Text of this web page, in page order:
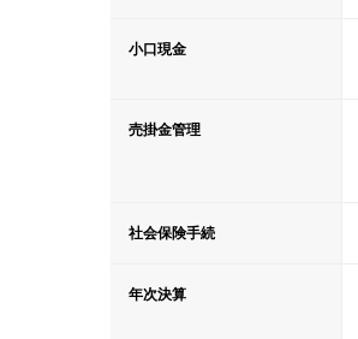
小口現金
売掛金管理
社会保険手続
年次決算